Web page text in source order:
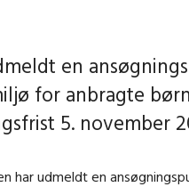
en
for anbragte
5. november
har udmeldt en